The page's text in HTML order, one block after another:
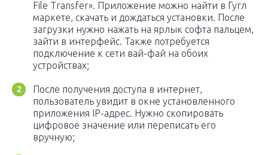
File Transfer». Приложение можно найти в Гугл
маркете, скачать и дождаться установки. После
загрузки нужно нажать на ярлык софта пальцем,
зайти в интерфейс. Также потребуется
подключение к сети вай-фай на обоих
устройствах;
После получения доступа в интернет,
пользователь увидит в окне установленного
приложения IP-адрес. Нужно скопировать
цифровое значение или переписать его
вручную;